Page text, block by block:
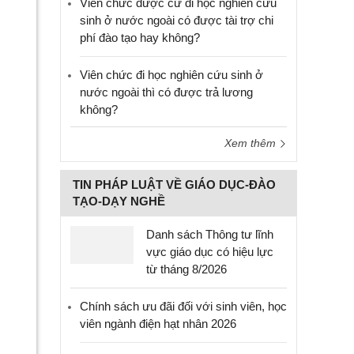
Viên chức được cử đi học nghiên cứu
sinh ở nước ngoài có được tài trợ chi
phí đào tạo hay không?
Viên chức đi học nghiên cứu sinh ở
nước ngoài thì có được trả lương
không?
Xem thêm
TIN PHÁP LUẬT VỀ GIÁO DỤC-ĐÀO
TẠO-DẠY NGHỀ
Danh sách Thông tư lĩnh
vực giáo dục có hiệu lực
từ tháng 8/2026
Chính sách ưu đãi đối với sinh viên, học
viên ngành điện hạt nhân 2026